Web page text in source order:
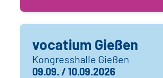
vocatium Gießen
Kongresshalle Gießen
09.09. / 10.09.2026